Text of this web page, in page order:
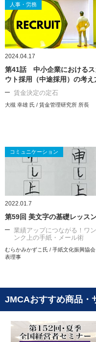
人事・労務
2024.04.17
第41話 中小企業におけるス
ウト採用（中途採用）の考え
賃金決定の定石
大槻 幸雄 氏 / 賃金管理研究所 所長
コミュニケーション
2022.01.7
第59回 美文字の基礎レッス
業績アップにつながる！ワ
ンク上の手紙・メール術
むらかみかずこ氏 / 手紙文化振興協
表理事
JMCAおすすめ商品・